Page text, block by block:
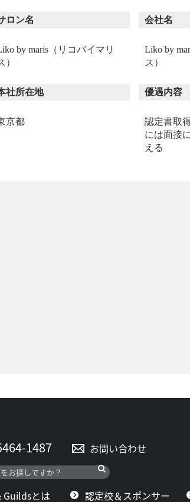
ロン名 会社名
by maris（リコバイマリ
）
Liko by
ス）
社所在地 優遇内容
京都
認定書取
には面接
える
1487 お問い合わせ
Guildsとは 認定校＆スポンサー